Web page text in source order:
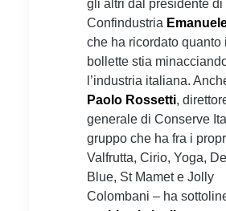
gli altri dal presidente di
Confindustria
che ha ricordato quanto
bollette stia
l’industria italiana.
Paolo Rossetti,
generale di Conserve
gruppo che ha fra i
Valfrutta, Cirio, Yoga,
Blue, St Mamet e Jolly
Colombani – ha